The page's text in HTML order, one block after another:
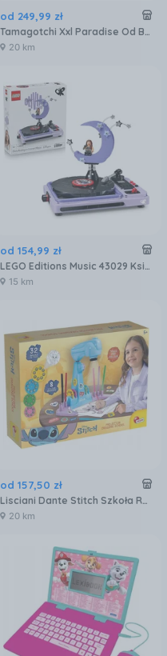
od 249,99 zł
Tamagotchi Xxl Paradise Od Bandai Namco
20 km
od 154,99 zł
LEGO Editions Music 43029 Księżyc z koncertu Olivii Rodrigo
15 km
od 157,50 zł
Lisciani Dante Stitch Szkoła Rysowania Z Projekt.13071
20 km